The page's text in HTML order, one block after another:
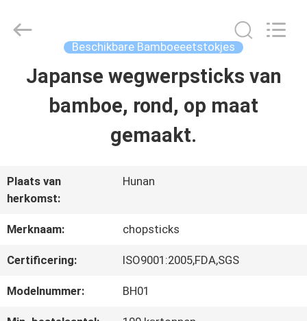
HUIS
ONGEVEER
ONS
FABRIEKSREIS
and
Beschikbare Bamboeeetstokjes
Japanse wegwerpsticks van
bamboe, rond, op maat
gemaakt.
Plaats van
herkomst:
Hunan
Merknaam: chopsticks
Certificering: ISO9001:2005,FDA,SGS
Modelnummer: BH01